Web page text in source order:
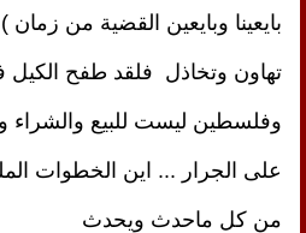
من كل ماحدث ويحدث